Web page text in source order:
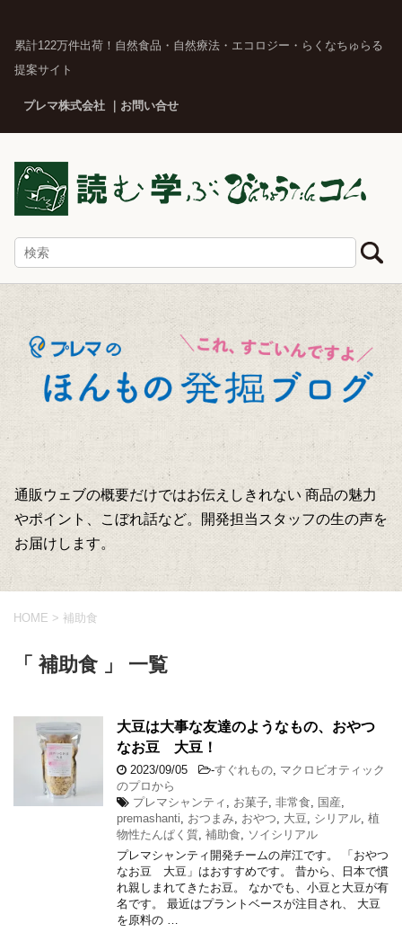
累計122万件出荷！自然食品・自然療法・エコロジー・らくなちゅらる
提案サイト
プレマ株式会社 お問い合せ
通販ウェブの概要だけではお伝えしきれない 商品の魅力
やポイント、こぼれ話など。開発担当スタッフの生の声を
お届けします。
HOME > 補助食
「 補助食 」 一覧
大豆は大事な友達のようなもの、おやつ
なお豆 大豆！
2023/09/05 -すぐれもの, マクロビオティック
のプロから
プレマシャンティ , お菓子, 非常食, 国産,
premashanti, おつまみ, おやつ, 大豆, シリアル, 植
物性たんぱく質, 補助食, ソイシリアル
プレマシャンティ開発チームの岸江です。 「おやつ
なお豆 大豆」はおすすめです。 昔から、日本で慣
れ親しまれてきたお豆。 なかでも、小豆と大豆が有
名です。 最近はプラントベースが注目され、 大豆
を原料の …